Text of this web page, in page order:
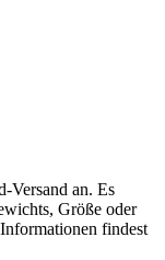
Versand an. Es
Größe oder
findest